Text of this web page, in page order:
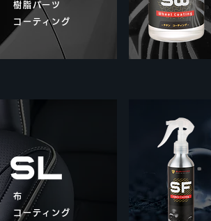
樹脂パーツ
コーティング
布
コーティング